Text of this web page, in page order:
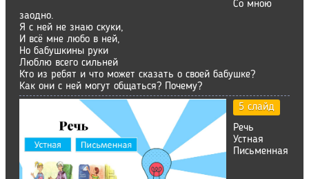
Со мною
заодно.
Я с ней не знаю скуки,
И всё мне любо в ней,
Но бабушкины руки
Люблю всего сильней
Кто из ребят и что может сказать о своей бабушке?
Как они с ней могут общаться? Почему?
5 слайд
Речь
Устная
Письменная